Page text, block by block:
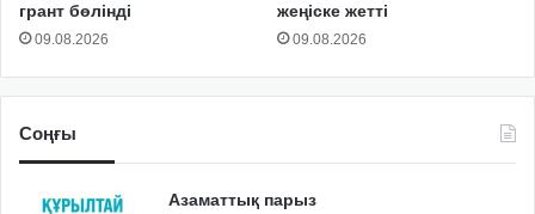
грант бөлінді
09.08.2026
жеңіске жетті
09.08.2026
Соңғы
Азаматтық парыз